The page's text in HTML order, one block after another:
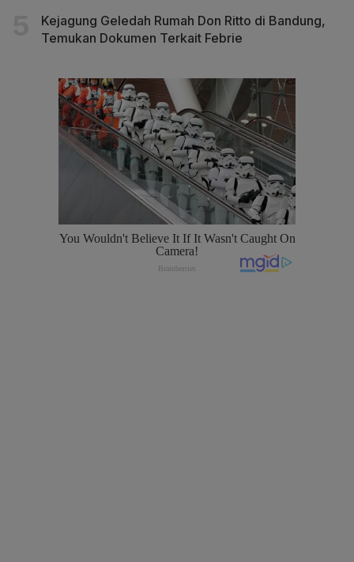
Kejagung Geledah Rumah Don Ritto di Bandung,
Temukan Dokumen Terkait Febrie